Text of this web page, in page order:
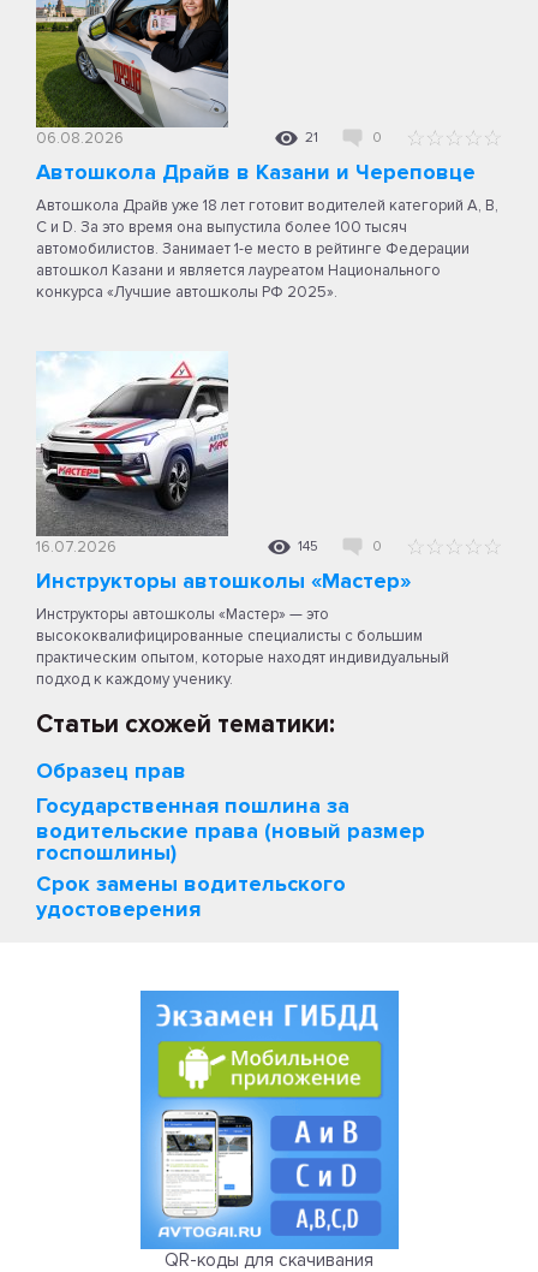
06.08.2026 21 0
Автошкола Драйв в Казани и Череповце
Автошкола Драйв уже 18 лет готовит водителей категорий A, B,
C и D. За это время она выпустила более 100 тысяч
автомобилистов. Занимает 1-е место в рейтинге Федерации
автошкол Казани и является лауреатом Национального
конкурса «Лучшие автошколы РФ 2025».
16.07.2026 145 0
Инструкторы автошколы «Мастер»
Инструкторы автошколы «Мастер» — это
высококвалифицированные специалисты с большим
практическим опытом, которые находят индивидуальный
подход к каждому ученику.
Статьи схожей тематики:
Образец прав
Государственная пошлина за
водительские права (новый размер
госпошлины)
Срок замены водительского
удостоверения
QR-коды для скачивания